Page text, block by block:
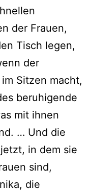
der Frauen,
Tisch legen,
der
Sitzen macht,
beruhigende
mit ihnen
… Und die
in dem sie
sind,
die